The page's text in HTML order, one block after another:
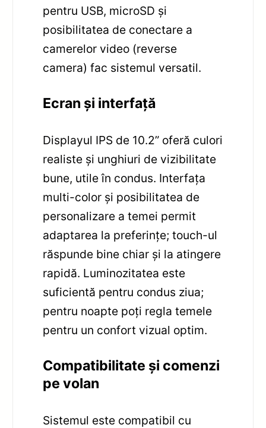
pentru USB, microSD și
posibilitatea de conectare a
camerelor video (reverse
camera) fac sistemul versatil.
Ecran și interfață
Displayul IPS de 10.2” oferă culori
realiste și unghiuri de vizibilitate
bune, utile în condus. Interfața
multi-color și posibilitatea de
personalizare a temei permit
adaptarea la preferințe; touch-ul
răspunde bine chiar și la atingere
rapidă. Luminozitatea este
suficientă pentru condus ziua;
pentru noapte poți regla temele
pentru un confort vizual optim.
Compatibilitate și comenzi
pe volan
Sistemul este compatibil cu